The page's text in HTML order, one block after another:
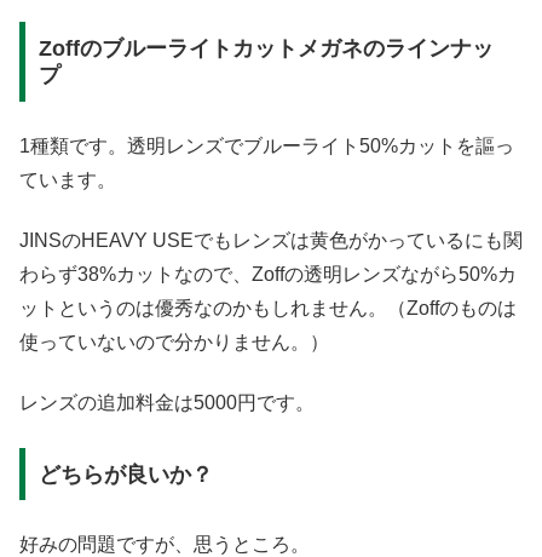
Zoffのブルーライトカットメガネのラインナッ
プ
1種類です。透明レンズでブルーライト50%カットを謳っ
ています。
JINSのHEAVY USEでもレンズは黄色がかっているにも関
わらず38%カットなので、Zoffの透明レンズながら50%カ
ットというのは優秀なのかもしれません。（Zoffのものは
使っていないので分かりません。）
レンズの追加料金は5000円です。
どちらが良いか？
好みの問題ですが、思うところ。